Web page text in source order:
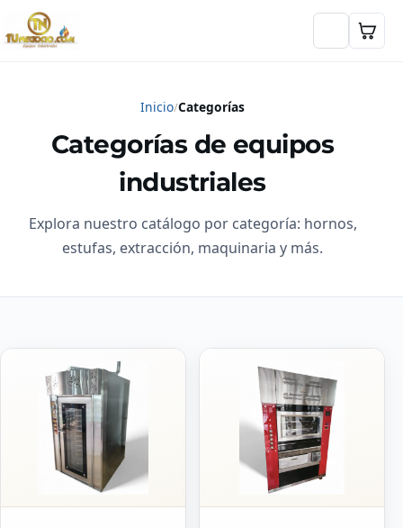
Inicio Categorías
Categorías de equipos
industriales
Explora nuestro catálogo por categoría: hornos,
estufas, extracción, maquinaria y más.